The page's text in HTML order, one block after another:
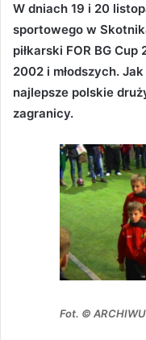
W dniach 19 i 20
sportowego w
piłkarski FOR BG
2002 i młodszych.
najlepsze polskie
zagranicy.
Fot. ©